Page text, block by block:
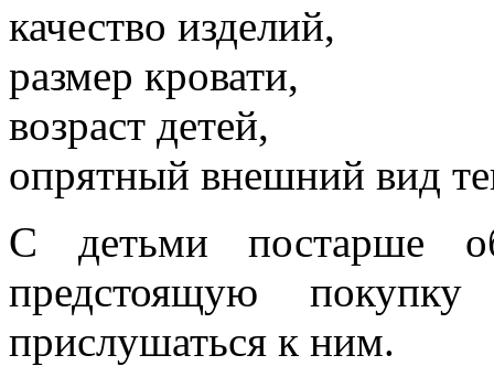
качество изделий,
размер кровати,
возраст детей,
опрятный внешний вид
С детьми постарше
предстоящую
прислушаться к ним.